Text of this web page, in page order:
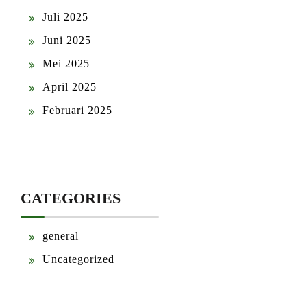
Juli 2025
Juni 2025
Mei 2025
April 2025
Februari 2025
CATEGORIES
general
Uncategorized